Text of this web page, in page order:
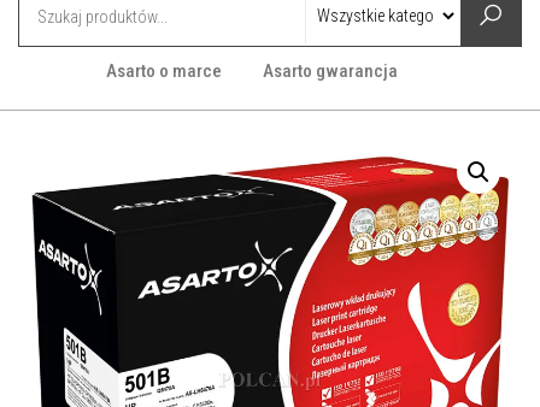
Asarto o marce Asarto gwarancja